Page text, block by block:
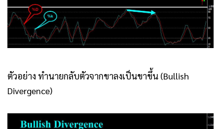
ตัวอย่าง ทำนายกลับตัวจากขาลงเป็นขาขึ้น (Bullish
Divergence)